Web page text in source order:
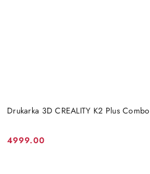
Drukarka 3D CREALITY K2 Plus Combo
Cena:
4999.00